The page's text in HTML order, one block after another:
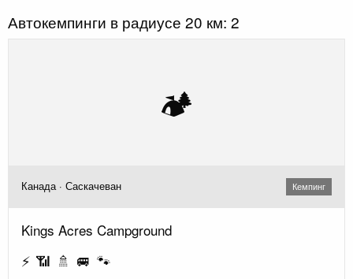
Автокемпинги в радиусе 20 км: 2
🏕️
Канада · Саскачеван Кемпинг
Kings Acres Campground
⚡ 📶 🚿 🚐 🐾